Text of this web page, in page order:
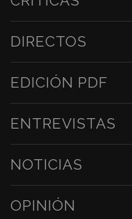
DIRECTOS
EDICIÓN PDF
ENTREVISTAS
NOTICIAS
OPINIÓN